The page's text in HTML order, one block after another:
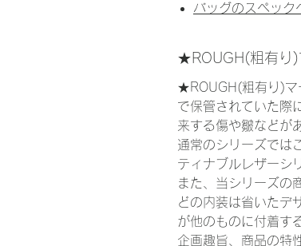
バッグのスペック
★ROUGH(粗有り)
★ROUGH(粗有り)マ
で保管されていた際
来する傷や皺などが
通常のシリーズでは
ティナブルレザーシ
また、当シリーズの
どの内装は省いたデ
が他のものに付着す
企画趣旨、商品の特